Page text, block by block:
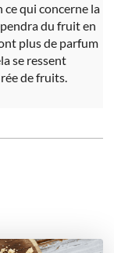
ce qui concerne la
du fruit en
plus de parfum
se ressent
de fruits.